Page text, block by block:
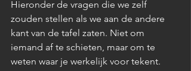
Hieronder de vragen die we zelf
zouden stellen als we aan de andere
kant van de tafel zaten. Niet om
iemand af te schieten, maar om te
weten waar je werkelijk voor tekent.